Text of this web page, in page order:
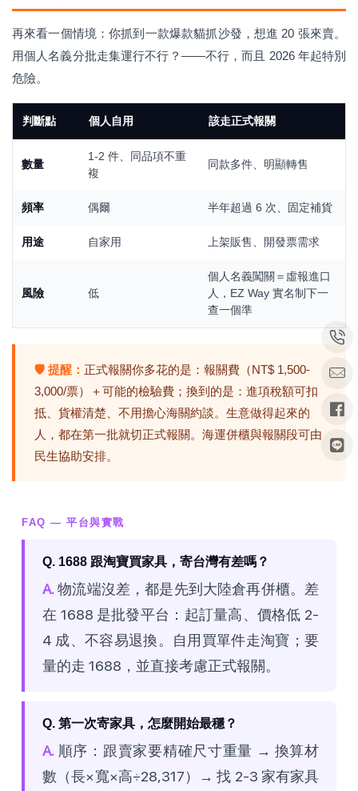
再來看一個情境：你抓到一款爆款貓抓沙發，想進 20 張來賣。
用個人名義分批走集運行不行？——不行，而且 2026 年起特別
危險。
判斷點 個人自用 該走正式報關
數量
1-2 件、同品項不重
複
同款多件、明顯轉售
頻率 偶爾 半年超過 6 次、固定補貨
用途 自家用 上架販售、開發票需求
風險 低
個人名義闖關＝虛報進口
人，EZ Way 實名制下一
查一個準
🛡 提醒： 正式報關你多花的是：報關費（NT$ 1,500-
3,000/票）＋可能的檢驗費；換到的是：進項稅額可扣
抵、貨權清楚、不用擔心海關約談。生意做得起來的
人，都在第一批就切正式報關。海運併櫃與報關段可由
民生協助安排。
FAQ — 平台與實戰
Q. 1688 跟淘寶買家具，寄台灣有差嗎？
A.物流端沒差，都是先到大陸倉再併櫃。差
在 1688 是批發平台：起訂量高、價格低 2-
4 成、不容易退換。自用買單件走淘寶；要
量的走 1688，並直接考慮正式報關。
Q. 第一次寄家具，怎麼開始最穩？
A. 順序：跟賣家要精確尺寸重量 → 換算材
數（長×寬×高÷28,317）→ 找 2-3 家有家具